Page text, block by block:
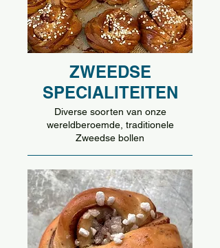
ZWEEDSE
SPECIALITEITEN
Diverse soorten van onze
wereldberoemde, traditionele
Zweedse bollen